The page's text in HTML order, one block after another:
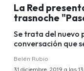
La Red
trasnoche
Se trata del nuevo
conversación que
Belén Rubio
31 diciembre, 2019 a las